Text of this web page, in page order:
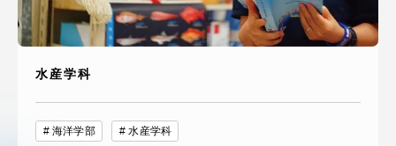
水産学科
海洋学部 水産学科